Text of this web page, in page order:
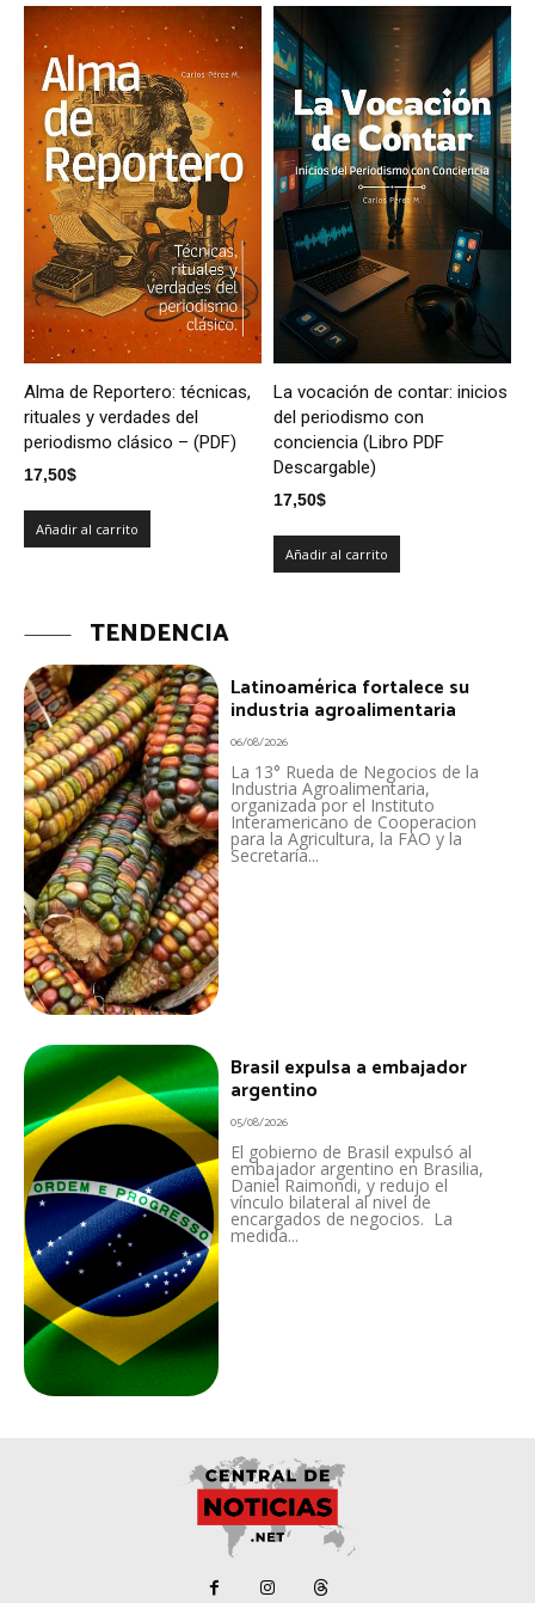
Alma de Reportero: técnicas,
rituales y verdades del
periodismo clásico – (PDF)
17,50$
Añadir al carrito
La vocación de contar: inicios
del periodismo con
conciencia (Libro PDF
Descargable)
17,50$
Añadir al carrito
TENDENCIA
Latinoamérica fortalece su
industria agroalimentaria
06/08/2026
La 13° Rueda de Negocios de la
Industria Agroalimentaria,
organizada por el Instituto
Interamericano de Cooperacion
para la Agricultura, la FAO y la
Secretaría...
Brasil expulsa a embajador
argentino
05/08/2026
El gobierno de Brasil expulsó al
embajador argentino en Brasilia,
Daniel Raimondi, y redujo el
vínculo bilateral al nivel de
encargados de negocios. La
medida...